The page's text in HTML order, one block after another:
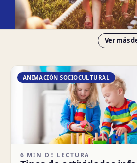
Ver más
ANIMACIÓN SOCIOCULTURAL
6 MIN DE LECTURA